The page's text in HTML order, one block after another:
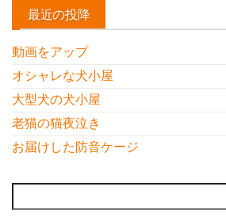
最近の投降
動画をアップ
オシャレな犬小屋
大型犬の犬小屋
老猫の猫夜泣き
お届けした防音ケージ
索: